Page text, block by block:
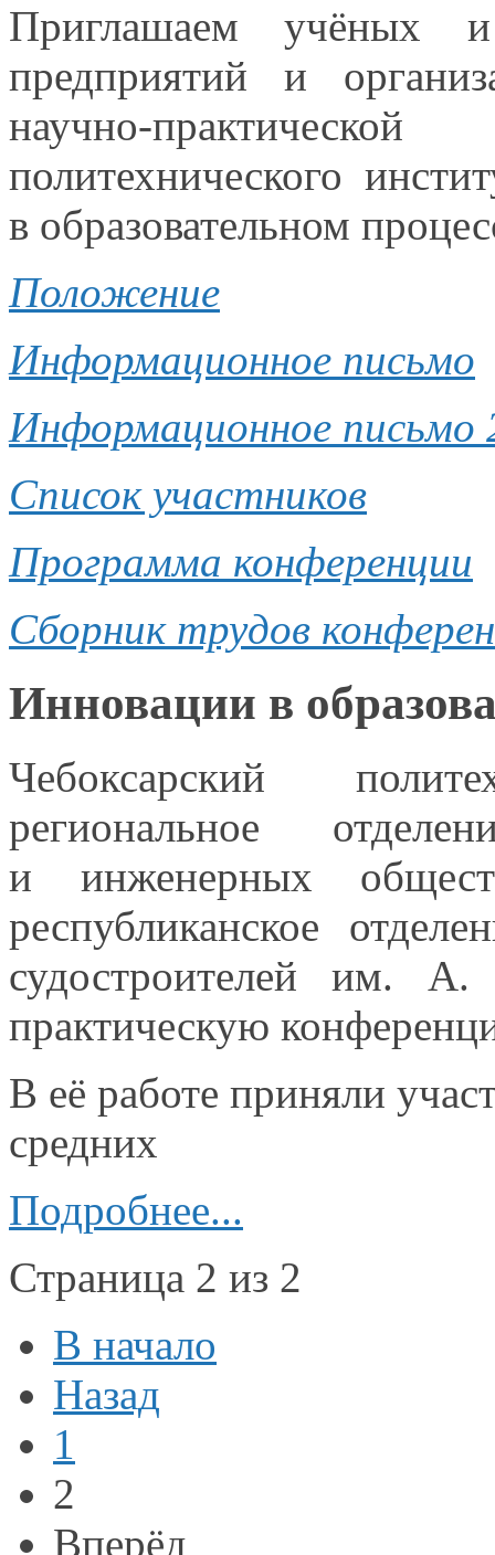
Приглашаем учёных
предприятийи
научно-
политехнического
в образовательном
Положение
Информационное письмо
Информационное письмо
Список участников
Программа конференции
Сборник трудов
Инновации в
Чебоксарский
региональное
и инженерных
республиканское
судостроителейим. А.
практическую
В её работе приняли
средних
Подробнее...
Страница 2 из 2
В начало
Назад
1
2
Вперёд